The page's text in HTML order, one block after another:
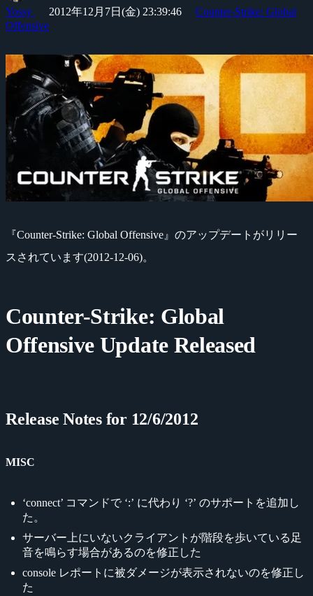
Yossy 2012年12月7日(金) 23:39:46
Counter-Strike: Global
Offensive
『Counter-Strike: Global Offensive』のアップデートがリリー
スされています(2012-12-06)。
Counter-Strike: Global
Offensive Update Released
Release Notes for 12/6/2012
MISC
‘connect’ コマンドで ‘:’ に代わり ‘?’ のサポートを追加し
た。
サーバー上にいないクライアントが階段を歩いている足
音を鳴らす場合があるのを修正した
console レポートに被ダメージが表示されないのを修正し
た